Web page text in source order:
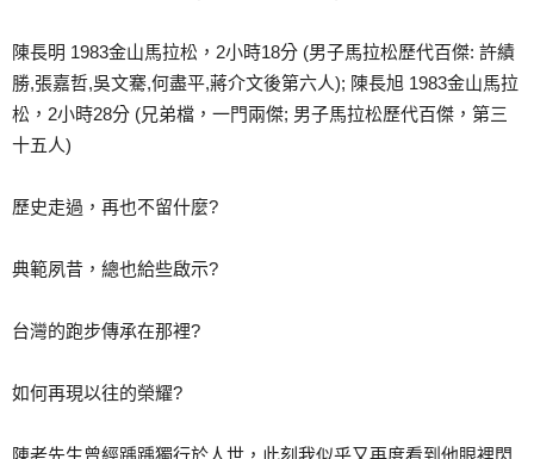
陳長明 1983金山馬拉松，2小時18分 (男子馬拉松歷代百傑: 許績
勝,張嘉哲,吳文騫,何盡平,蔣介文後第六人); 陳長旭 1983金山馬拉
松，2小時28分 (兄弟檔，一門兩傑; 男子馬拉松歷代百傑，第三
十五人)
歷史走過，再也不留什麼?
典範夙昔，總也給些啟示?
台灣的跑步傳承在那裡?
如何再現以往的榮耀?
陳老先生曾經踽踽獨行於人世，此刻我似乎又再度看到他眼裡閃